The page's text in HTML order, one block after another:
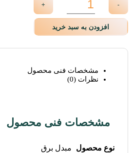
-
+
افزودن به سبد خرید
مشخصات فنی محصول
نظرات (0)
مشخصات فنی محصول
نوع محصول مبدل برق